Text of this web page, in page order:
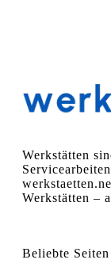
Werkstätten
Werkstätten –
Beliebte Seiten